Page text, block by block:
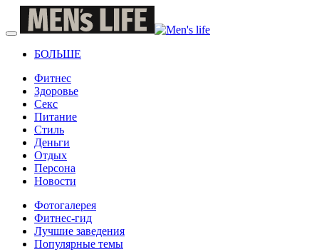
БОЛЬШЕ
Фитнес
Здоровье
Секс
Питание
Стиль
Деньги
Отдых
Персона
Новости
Фотогалерея
Фитнес-гид
Лучшие заведения
Популярные темы